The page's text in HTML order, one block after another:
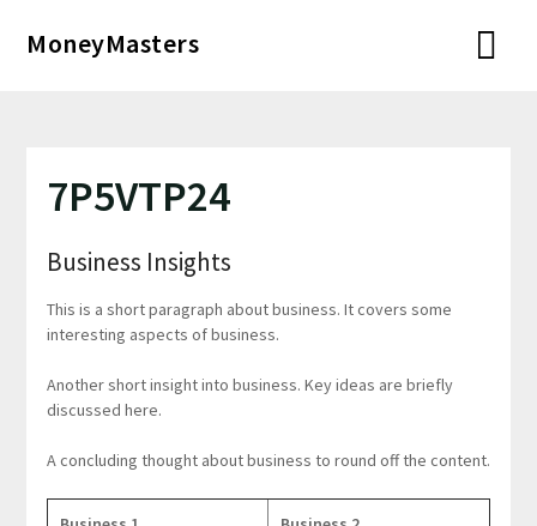
MoneyMasters
7P5VTP24
Business Insights
This is a short paragraph about business. It covers some
interesting aspects of business.
Another short insight into business. Key ideas are briefly
discussed here.
A concluding thought about business to round off the content.